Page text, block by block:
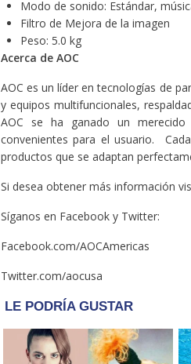
Modo de sonido: Estándar,
Filtro de Mejora de la imagen
Peso: 5.0 kg
Acerca de AOC
AOC es un líder en tecnologías de
y equipos multifuncionales,
AOC se ha ganado un
convenientes para el usuario.
productos que se adaptan
Si desea obtener más información
Síganos en Facebook y Twitter:
Facebook.com/AOCAmericas
Twitter.com/aocusa